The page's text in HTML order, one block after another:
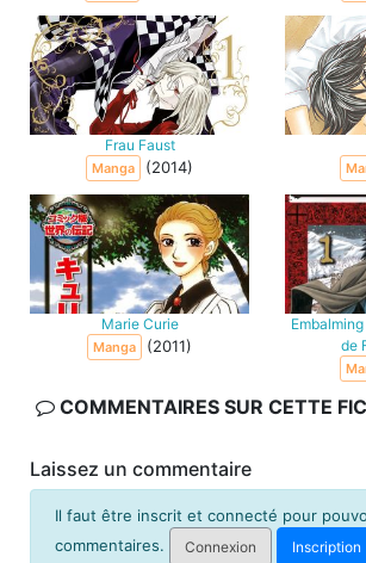
Frau Faust
Manga (2014)
Marie Curie
Manga (2011)
de
COMMENTAIRES SUR CETTE
Laissez un commentaire
Il faut être inscrit et connecté pour
commentaires.
Connexion Inscription